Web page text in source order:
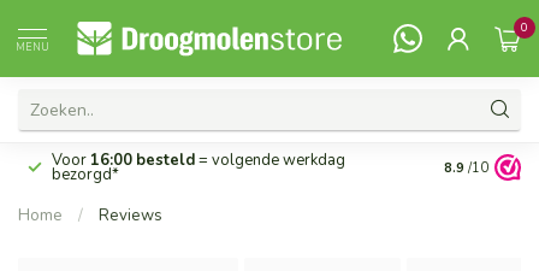
MENU
0
Voor 16:00 besteld= volgende werkdag
bezorgd* 14 dagen
8.9 /10
Home / Reviews